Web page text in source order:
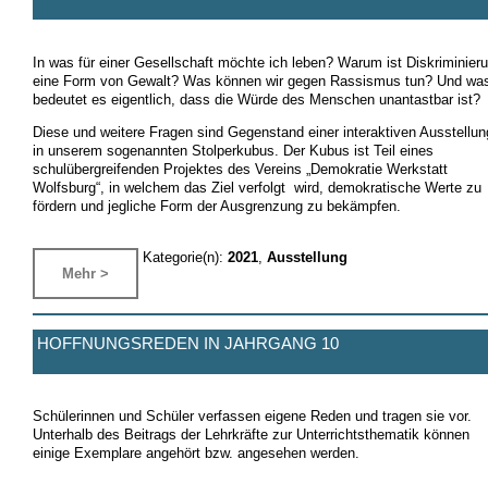
In was für einer Gesellschaft möchte ich leben? Warum ist
eine Form von Gewalt? Was können wir gegen Rassismus tun? Und
bedeutet es eigentlich, dass die Würde des Menschen unantastbar ist?
Diese und weitere Fragen sind Gegenstand einer interaktiven
in unserem sogenannten Stolperkubus. Der Kubus ist Teil eines
schulübergreifenden Projektes des Vereins „Demokratie Werkstatt
Wolfsburg“, in welchem das Ziel verfolgt wird, demokratische Werte zu
fördern und jegliche Form der Ausgrenzung zu bekämpfen.
Mehr >
Kategorie(n): 2021,Ausstellung
HOFFNUNGSREDEN IN JAHRGANG 10
Schülerinnen und Schüler verfassen eigene Reden und tragen sie vor.
Unterhalb des Beitrags der Lehrkräfte zur Unterrichtsthematik können
einige Exemplare angehört bzw. angesehen werden.